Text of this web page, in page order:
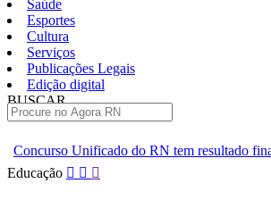
Saúde
Esportes
Cultura
Serviços
Publicações Legais
Edição digital
BUSCAR
do RN tem resultado final divulgado; veja lista
Pular
Educação